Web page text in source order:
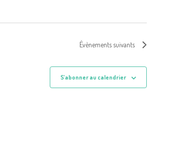
Évènements suivants
S’abonner au calendrier